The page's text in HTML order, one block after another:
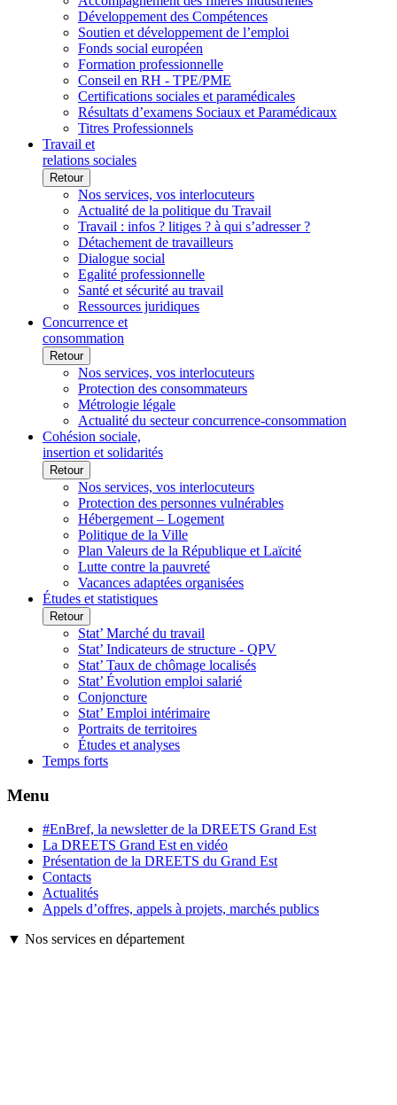
Développement des Compétences
Soutien et développement de l’emploi
Fonds social européen
Formation professionnelle
Conseil en RH - TPE/PME
Certifications sociales et paramédicales
Résultats d’examens Sociaux et Paramédicaux
Titres Professionnels
Travail et
relations sociales
Retour
Nos services, vos interlocuteurs
Actualité de la politique du Travail
Travail : infos ? litiges ? à qui s’adresser ?
Détachement de travailleurs
Dialogue social
Egalité professionnelle
Santé et sécurité au travail
Ressources juridiques
Concurrence et
consommation
Retour
Nos services, vos interlocuteurs
Protection des consommateurs
Métrologie légale
Actualité du secteur concurrence-consommation
Cohésion sociale,
insertion et solidarités
Retour
Nos services, vos interlocuteurs
Protection des personnes vulnérables
Hébergement – Logement
Politique de la Ville
Plan Valeurs de la République et Laïcité
Lutte contre la pauvreté
Vacances adaptées organisées
Études et statistiques
Retour
Stat’ Marché du travail
Stat’ Indicateurs de structure - QPV
Stat’ Taux de chômage localisés
Stat’ Évolution emploi salarié
Conjoncture
Stat’ Emploi intérimaire
Portraits de territoires
Études et analyses
Temps forts
Menu
#EnBref, la newsletter de la DREETS Grand Est
La DREETS Grand Est en vidéo
Présentation de la DREETS du Grand Est
Contacts
Actualités
Appels d’offres, appels à projets, marchés publics
▼ Nos services en département